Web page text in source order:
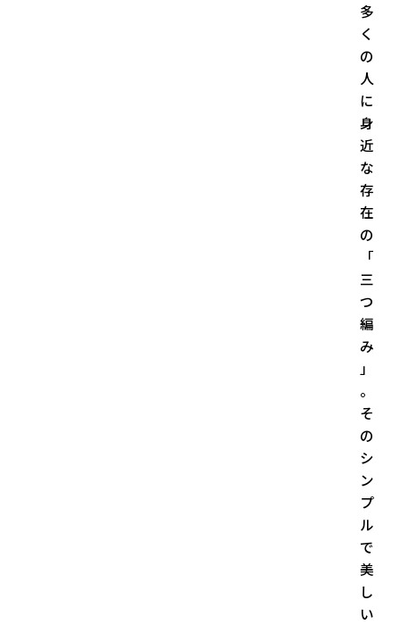
多
く
の
人
に
身
近
な
存
在
の
「
三
つ
編
み
」
。
そ
の
シ
ン
プ
ル
で
美
し
い